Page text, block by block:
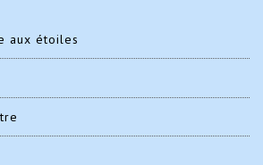
aux étoiles